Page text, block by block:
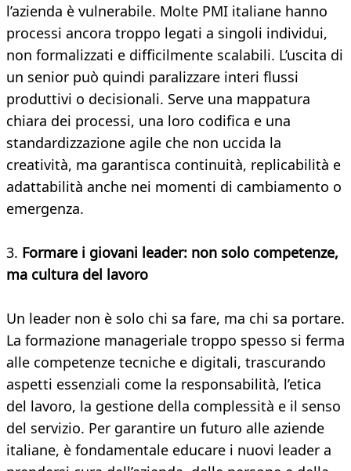
l’azienda è vulnerabile. Molte PMI italiane hanno
processi ancora troppo legati a singoli individui,
non formalizzati e difficilmente scalabili. L’uscita di
un senior può quindi paralizzare interi flussi
produttivi o decisionali. Serve una mappatura
chiara dei processi, una loro codifica e una
standardizzazione agile che non uccida la
creatività, ma garantisca continuità, replicabilità e
adattabilità anche nei momenti di cambiamento o
emergenza.
3. Formare i giovani leader: non solo competenze,
ma cultura del lavoro
Un leader non è solo chi sa fare, ma chi sa portare.
La formazione manageriale troppo spesso si ferma
alle competenze tecniche e digitali, trascurando
aspetti essenziali come la responsabilità, l’etica
del lavoro, la gestione della complessità e il senso
del servizio. Per garantire un futuro alle aziende
italiane, è fondamentale educare i nuovi leader a